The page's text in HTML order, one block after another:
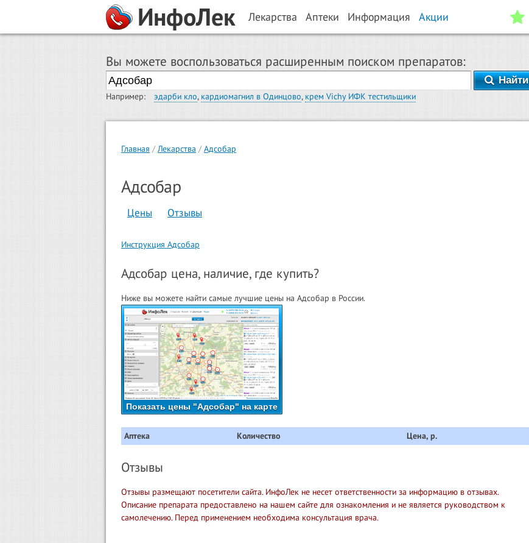
ИнфоЛек Лекарства Аптеки Информация Акции
Вы можете воспользоваться расширенным поиском препаратов:
Найти
Например: эдарби кло, кардиомагнил в Одинцово, крем Vichy ИФК тестильщики
Главная Лекарства Адсобар
Адсобар
Цены Отзывы
Инструкция Адсобар
Адсобар цена, наличие, где купить?
Ниже вы можете найти самые лучшие цены на Адсобар в России.
Показать цены "Адсобар" на карте
Аптека Количество Цена, р.
Отзывы
Отзывы размещают посетители сайта. ИнфоЛек не несет ответственности за информацию в отзывах.
Описание препарата предоставлено на нашем сайте для ознакомления и не является руководством к
самолечению. Перед применением необходима консультация врача.